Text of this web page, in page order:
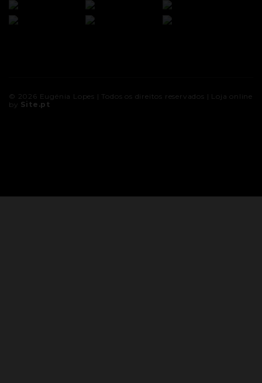
© 2026 Eugénia Lopes | Todos os direitos reservados | Loja online
by Site.pt